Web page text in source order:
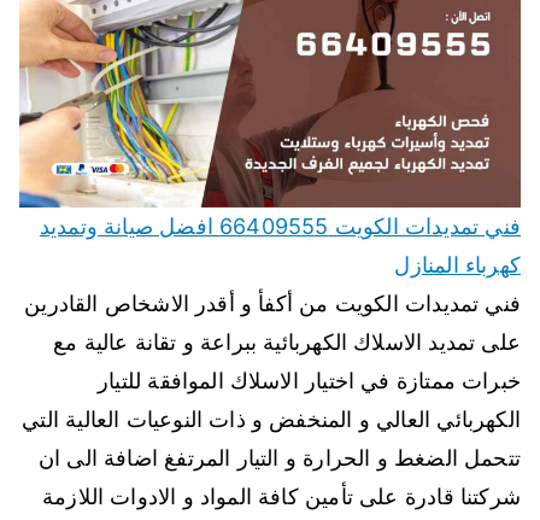
فني تمديدات الكويت 66409555 افضل صيانة وتمديد
كهرباء المنازل
فني تمديدات الكويت من أكفأ و أقدر الاشخاص القادرين
على تمديد الاسلاك الكهربائية ببراعة و تقانة عالية مع
خبرات ممتازة في اختيار الاسلاك الموافقة للتيار
الكهربائي العالي و المنخفض و ذات النوعيات العالية التي
تتحمل الضغط و الحرارة و التيار المرتفغ اضافة الى ان
شركتنا قادرة على تأمين كافة المواد و الادوات اللازمة